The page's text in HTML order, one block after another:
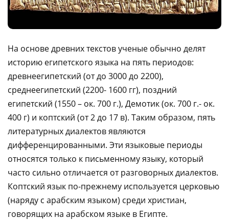
На основе древних текстов ученые обычно делят
историю египетского языка на пять периодов:
древнеегипетский (от до 3000 до 2200),
среднеегипетский (2200- 1600 гг), поздний
египетский (1550 – ок. 700 г.), Демотик (ок. 700 г.- ок.
400 г) и коптский (от 2 до 17 в). Таким образом, пять
литературных диалектов являются
дифференцированными. Эти языковые периоды
относятся только к письменному языку, который
часто сильно отличается от разговорных диалектов.
Коптский язык по-прежнему используется церковью
(наряду с арабским языком) среди христиан,
говорящих на арабском языке в Египте.